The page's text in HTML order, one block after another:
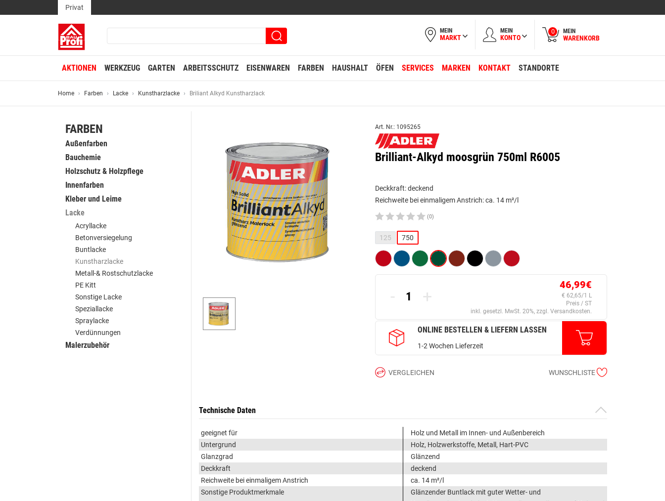
Privat
MEIN
MARKT
MEIN
KONTO
0 MEIN
WARENKORB
AKTIONEN WERKZEUG GARTEN ARBEITSSCHUTZ EISENWAREN FARBEN HAUSHALT ÖFEN SERVICES MARKEN KONTAKT STANDORTE
Home Farben Lacke Kunstharzlacke Briliant Alkyd Kunstharzlack
FARBEN
Außenfarben
Bauchemie
Holzschutz & Holzpflege
Innenfarben
Kleber und Leime
Lacke
Acryllacke
Betonversiegelung
Buntlacke
Kunstharzlacke
Metall-& Rostschutzlacke
PE Kitt
Sonstige Lacke
Speziallacke
Spraylacke
Verdünnungen
Malerzubehör
Art. Nr.: 1095265
Brilliant-Alkyd moosgrün 750ml R6005
Deckkraft: deckend
Reichweite bei einmaligem Anstrich: ca. 14 m²/l
(0)
125 750
- +
46,99€
€ 62,65/1 L
Preis / ST
inkl. gesetzl. MwSt. 20%, zzgl. Versandkosten.
ONLINE BESTELLEN & LIEFERN LASSEN
1-2 Wochen Lieferzeit
VERGLEICHEN WUNSCHLISTE
Technische Daten
geeignet für
Holz und Metall im Innen- und Außenbereich
Untergrund
Holz, Holzwerkstoffe, Metall, Hart-PVC
Glanzgrad
Glänzend
Deckkraft
deckend
Reichweite bei einmaligem Anstrich
ca. 14 m²/l
Sonstige Produktmerkmale
Glänzender Buntlack mit guter Wetter- und